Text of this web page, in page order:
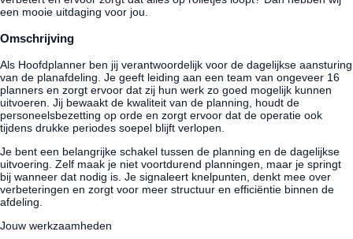
een mooie uitdaging voor jou.
Omschrijving
Als Hoofdplanner ben jij verantwoordelijk voor de dagelijkse aansturing
van de planafdeling. Je geeft leiding aan een team van ongeveer 16
planners en zorgt ervoor dat zij hun werk zo goed mogelijk kunnen
uitvoeren. Jij bewaakt de kwaliteit van de planning, houdt de
personeelsbezetting op orde en zorgt ervoor dat de operatie ook
tijdens drukke periodes soepel blijft verlopen.
Je bent een belangrijke schakel tussen de planning en de dagelijkse
uitvoering. Zelf maak je niet voortdurend planningen, maar je springt
bij wanneer dat nodig is. Je signaleert knelpunten, denkt mee over
verbeteringen en zorgt voor meer structuur en efficiëntie binnen de
afdeling.
Jouw werkzaamheden